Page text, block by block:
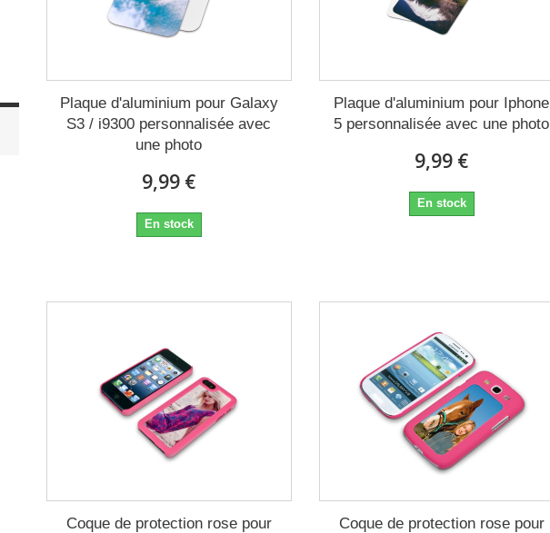
Plaque d'aluminium pour Galaxy
S3 / i9300 personnalisée avec
une photo
9,99 €
En stock
Plaque d'aluminium pour Iphone
5 personnalisée avec une photo
9,99 €
En stock
Coque de protection rose pour
Coque de protection rose pour